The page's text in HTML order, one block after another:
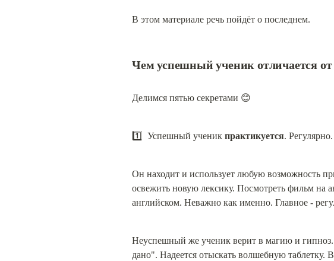
В этом материале речь пойдёт о последнем.
Чем успешный ученик отличается от
Делимся пятью секретами 😊
1️⃣  Успешный ученик практикуется.
Он находит и использует любую возможность
освежить новую лексику. Посмотреть фильм на
английском. Неважно как именно. Главное -
Неуспешный же ученик верит в магию и гипноз.
дано". Надеется отыскать волшебную